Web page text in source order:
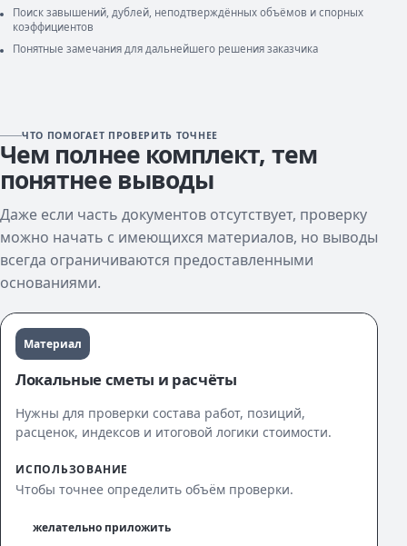
Поиск завышений, дублей, неподтверждённых объёмов и спорных
коэффициентов
Понятные замечания для дальнейшего решения заказчика
ЧТО ПОМОГАЕТ ПРОВЕРИТЬ ТОЧНЕЕ
Чем полнее комплект, тем
понятнее выводы
Даже если часть документов отсутствует, проверку
можно начать с имеющихся материалов, но выводы
всегда ограничиваются предоставленными
основаниями.
Материал
Локальные сметы и расчёты
Нужны для проверки состава работ, позиций,
расценок, индексов и итоговой логики стоимости.
ИСПОЛЬЗОВАНИЕ
Чтобы точнее определить объём проверки.
желательно приложить